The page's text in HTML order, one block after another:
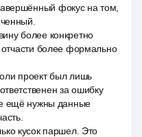
фокус на том,
более конкретно
отчасти более формально
проект был лишь
за ошибку
ещё нужны данные
кусок паршел. Это